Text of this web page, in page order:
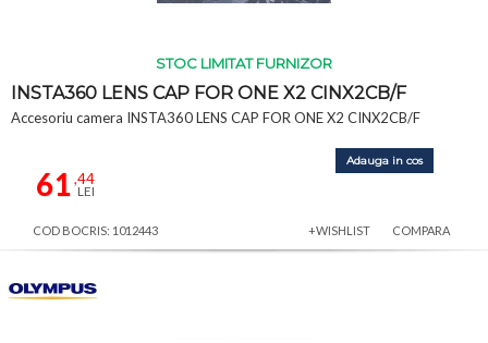
STOC LIMITAT FURNIZOR
INSTA360 LENS CAP FOR ONE X2 CINX2CB/F
Accesoriu camera INSTA360 LENS CAP FOR ONE X2 CINX2CB/F
61,44
LEI
Adauga in cos
COD BOCRIS: 1012443 +WISHLIST COMPARA